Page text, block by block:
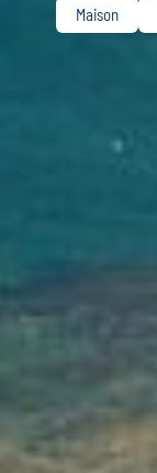
Maison